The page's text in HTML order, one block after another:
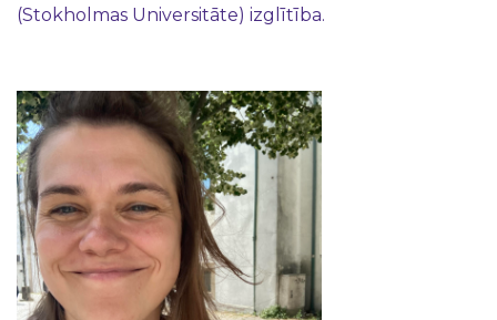
(Stokholmas Universitāte) izglītība.